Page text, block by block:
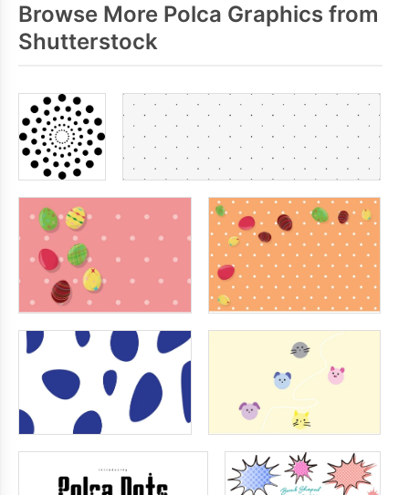
Browse More Polca Graphics from
Shutterstock